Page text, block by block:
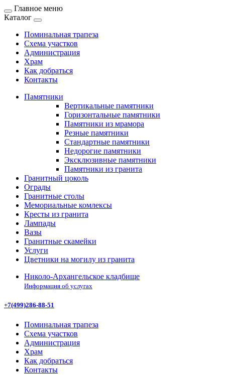
Главное меню
Каталог
Поминальная трапеза
Схема участков
Администрация
Храм
Как добраться
Контакты
Памятники
Вертикальные памятники
Горизонтальные памятники
Памятники из мрамора
Резные памятники
Стандартные памятники
Недорогие памятники
Эксклюзивные памятники
Памятники из гранита
Гранитный цоколь
Ограды
Гранитные столы
Мемориальные комлексы
Кресты из гранита
Лампады
Вазы
Гранитные скамейки
Услуги
Цветники на могилу из гранита
Николо-Архангельское кладбище
Информация об услугах
+7(499)286-88-51
Поминальная трапеза
Схема участков
Администрация
Храм
Как добраться
Контакты